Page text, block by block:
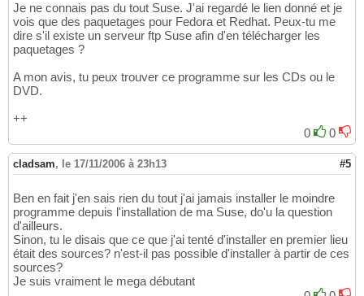
Je ne connais pas du tout Suse. J'ai regardé le lien donné et je
vois que des paquetages pour Fedora et Redhat. Peux-tu me
dire s'il existe un serveur ftp Suse afin d'en télécharger les
paquetages ?
A mon avis, tu peux trouver ce programme sur les CDs ou le
DVD.
++
0
0
cladsam, le 17/11/2006 à 23h13 #5
Ben en fait j'en sais rien du tout j'ai jamais installer le moindre
programme depuis l'installation de ma Suse, do'u la question
d'ailleurs.
Sinon, tu le disais que ce que j'ai tenté d'installer en premier lieu
était des sources? n'est-il pas possible d'installer à partir de ces
sources?
Je suis vraiment le mega débutant